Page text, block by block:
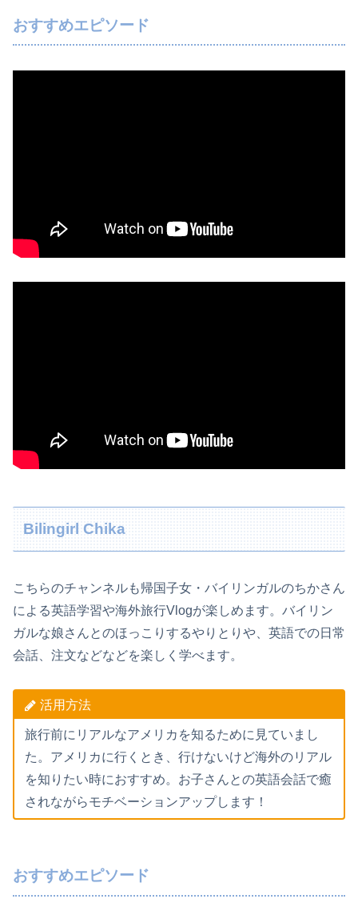
おすすめエピソード
Bilingirl Chika
こちらのチャンネルも帰国子女・バイリンガルのちかさん
による英語学習や海外旅行Vlogが楽しめます。バイリン
ガルな娘さんとのほっこりするやりとりや、英語での日常
会話、注文などなどを楽しく学べます。
活用方法
旅行前にリアルなアメリカを知るために見ていまし
た。アメリカに行くとき、行けないけど海外のリアル
を知りたい時におすすめ。お子さんとの英語会話で癒
されながらモチベーションアップします！
おすすめエピソード